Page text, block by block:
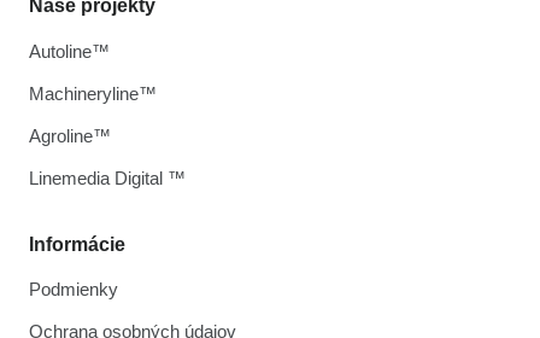
Informácie
Podmienky
Ochrana osobných údajov
Naše projekty
Autoline™
Machineryline™
Agroline™
Linemedia Digital ™